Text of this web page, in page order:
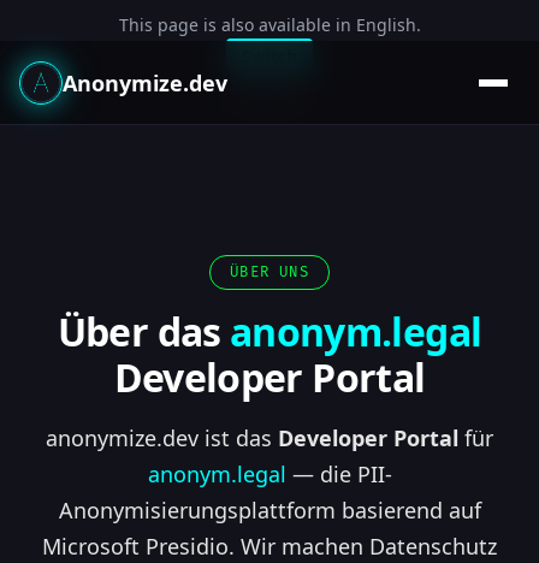
This page is also available in English.
Anonymize.dev
ÜBER UNS
Über das anonym.legal
Developer Portal
anonymize.dev ist das Developer Portal für
anonym.legal — die PII-
Anonymisierungsplattform basierend auf
Microsoft Presidio. Wir machen Datenschutz